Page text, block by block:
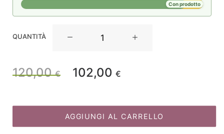
Con prodotto
QUANTITÀ
lino
120,00€
originale
102,00 €
attuale
AGGIUNGI AL CARRELLO